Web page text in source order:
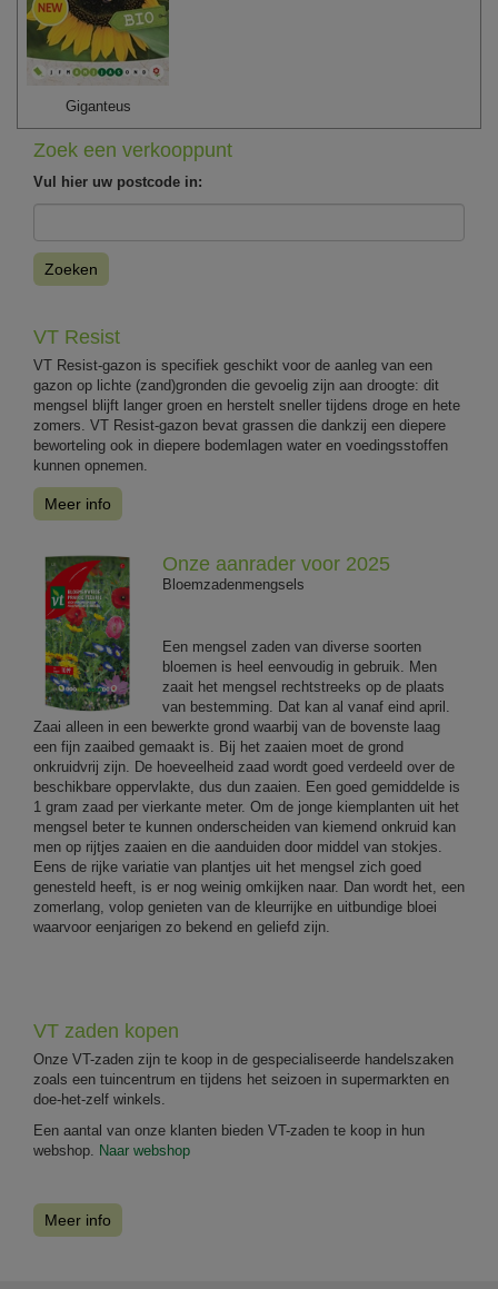
Giganteus
Zoek een verkooppunt
Vul hier uw postcode in:
Zoeken
VT Resist
VT Resist-gazon is specifiek geschikt voor de aanleg van een
gazon op lichte (zand)gronden die gevoelig zijn aan droogte: dit
mengsel blijft langer groen en herstelt sneller tijdens droge en hete
zomers. VT Resist-gazon bevat grassen die dankzij een diepere
beworteling ook in diepere bodemlagen water en voedingsstoffen
kunnen opnemen.
Meer info
Onze aanrader voor 2025
Bloemzadenmengsels
Een mengsel zaden van diverse soorten
bloemen is heel eenvoudig in gebruik. Men
zaait het mengsel rechtstreeks op de plaats
van bestemming. Dat kan al vanaf eind april.
Zaai alleen in een bewerkte grond waarbij van de bovenste laag
een fijn zaaibed gemaakt is. Bij het zaaien moet de grond
onkruidvrij zijn. De hoeveelheid zaad wordt goed verdeeld over de
beschikbare oppervlakte, dus dun zaaien. Een goed gemiddelde is
1 gram zaad per vierkante meter. Om de jonge kiemplanten uit het
mengsel beter te kunnen onderscheiden van kiemend onkruid kan
men op rijtjes zaaien en die aanduiden door middel van stokjes.
Eens de rijke variatie van plantjes uit het mengsel zich goed
genesteld heeft, is er nog weinig omkijken naar. Dan wordt het, een
zomerlang, volop genieten van de kleurrijke en uitbundige bloei
waarvoor eenjarigen zo bekend en geliefd zijn.
VT zaden kopen
Onze VT-zaden zijn te koop in de gespecialiseerde handelszaken
zoals een tuincentrum en tijdens het seizoen in supermarkten en
doe-het-zelf winkels.
Een aantal van onze klanten bieden VT-zaden te koop in hun
webshop. Naar webshop
Meer info